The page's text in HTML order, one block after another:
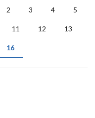
2 3 4 5
11 12 13
16